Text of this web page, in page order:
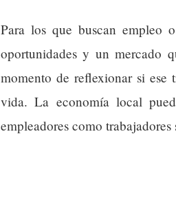
Para los que buscan empleo
oportunidades y un mercado
momento de reflexionar si ese
vida. La economía local
empleadores como